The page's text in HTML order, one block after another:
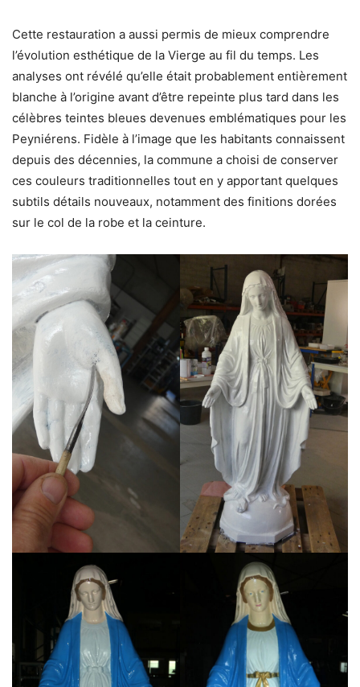
Cette restauration a aussi permis de mieux comprendre
l’évolution esthétique de la Vierge au fil du temps. Les
analyses ont révélé qu’elle était probablement entièrement
blanche à l’origine avant d’être repeinte plus tard dans les
célèbres teintes bleues devenues emblématiques pour les
Peyniérens. Fidèle à l’image que les habitants connaissent
depuis des décennies, la commune a choisi de conserver
ces couleurs traditionnelles tout en y apportant quelques
subtils détails nouveaux, notamment des finitions dorées
sur le col de la robe et la ceinture.